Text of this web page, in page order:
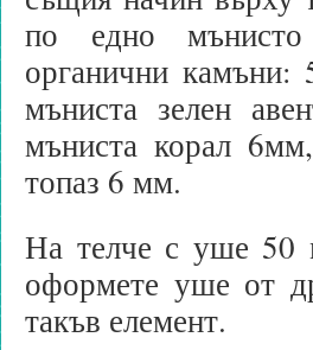
по едно
органични
мъниста зелен
мъниста корал
топаз 6 мм.
На телче с уше 50
оформете уше от
такъв елемент.